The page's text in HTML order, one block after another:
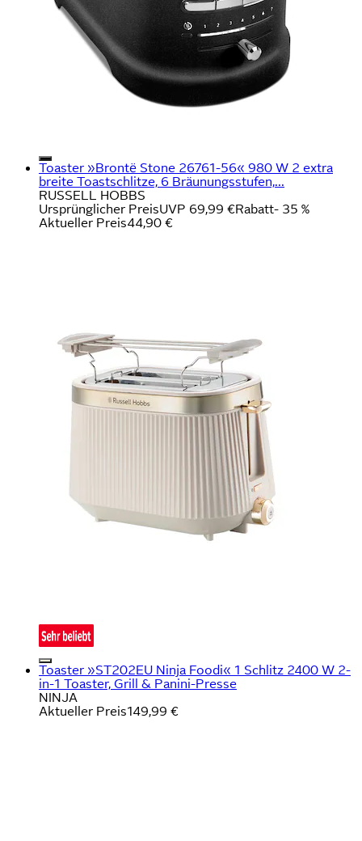
Toaster »Brontë Stone 26761-56« 980 W 2 extra
breite Toastschlitze, 6 Bräunungsstufen,...
RUSSELL HOBBS
Ursprünglicher PreisUVP 69,99 €Rabatt- 35 %
Aktueller Preis44,90 €
Toaster »ST202EU Ninja Foodi« 1 Schlitz 2400 W 2-
in-1 Toaster, Grill & Panini-Presse
NINJA
Aktueller Preis149,99 €